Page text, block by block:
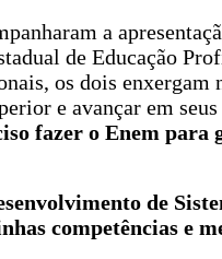
a
de Educação
os dois
e avançar em
fazer o Enem
de
competências e